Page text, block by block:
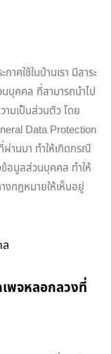
ศใช้ในบ้านเรา มีสาระ
บุคคล ที่สามารถนำไป
ามเป็นส่วนตัว โดย
Data Protection
านมา ทำให้เกิดกรณี
อมูลส่วนบุคคล ทำให้
งกฎหมายให้เห็นอยู่
พจหลอกลวงที่